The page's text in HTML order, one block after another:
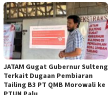
JATAM Gugat Gubernur Sulteng
Terkait Dugaan Pembiaran
Tailing B3 PT QMB Morowali ke